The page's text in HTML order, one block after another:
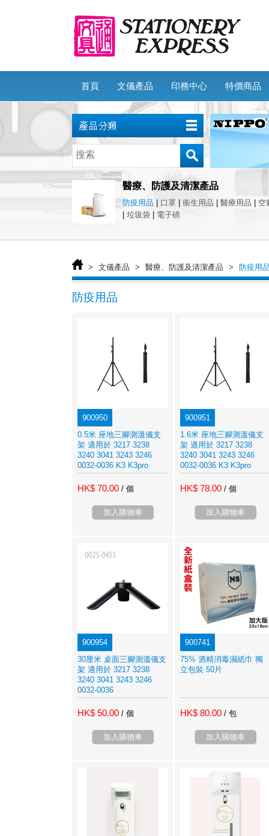
首頁 文儀產品 印務中心 特價商品
醫療、防護及清潔產品
防疫用品 口罩 衞生用品 醫療用品
空
垃圾袋 電子磅
> 文儀產品 > 醫療、防護及清潔產品 > 防疫用
防疫用品
900950
0.5米 座地三腳測溫儀支
架 適用於 3217 3238
3240 3041 3243 3246
0032-0036 K3 K3pro
HK$ 70.00 / 個
加入購物車
900951
1.6米 座地三腳測溫儀支
架 適用於 3217 3238
3240 3041 3243 3246
0032-0036 K3 K3pro
HK$ 78.00 / 個
加入購物車
900954
30厘米 桌面三腳測溫儀支
架 適用於 3217 3238
3240 3041 3243 3246
0032-0036
HK$ 50.00 / 個
加入購物車
900741
75% 酒精消毒濕紙巾 獨
立包裝 50片
HK$ 80.00 / 包
加入購物車